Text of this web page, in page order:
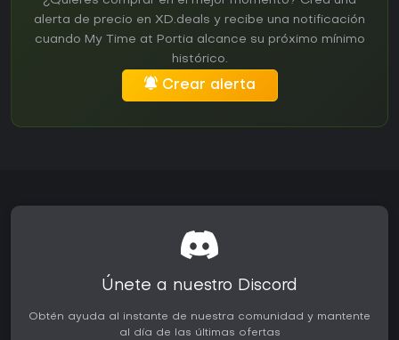
alerta de precio en XD.deals y recibe una notificación
cuando My Time at Portia alcance su próximo mínimo
histórico.
Crear alerta
Únete a nuestro Discord
Obtén ayuda al instante de nuestra comunidad y mantente
al día de las últimas ofertas